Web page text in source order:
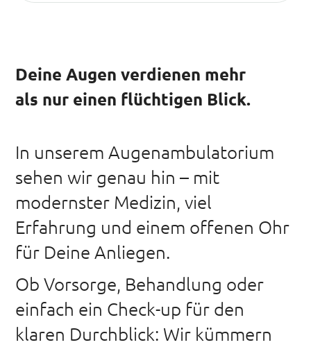
Deine Augen verdienen mehr
als nur einen flüchtigen Blick.
In unserem Augenambulatorium
sehen wir genau hin – mit
modernster Medizin, viel
Erfahrung und einem offenen Ohr
für Deine Anliegen.
Ob Vorsorge, Behandlung oder
einfach ein Check-up für den
klaren Durchblick: Wir kümmern